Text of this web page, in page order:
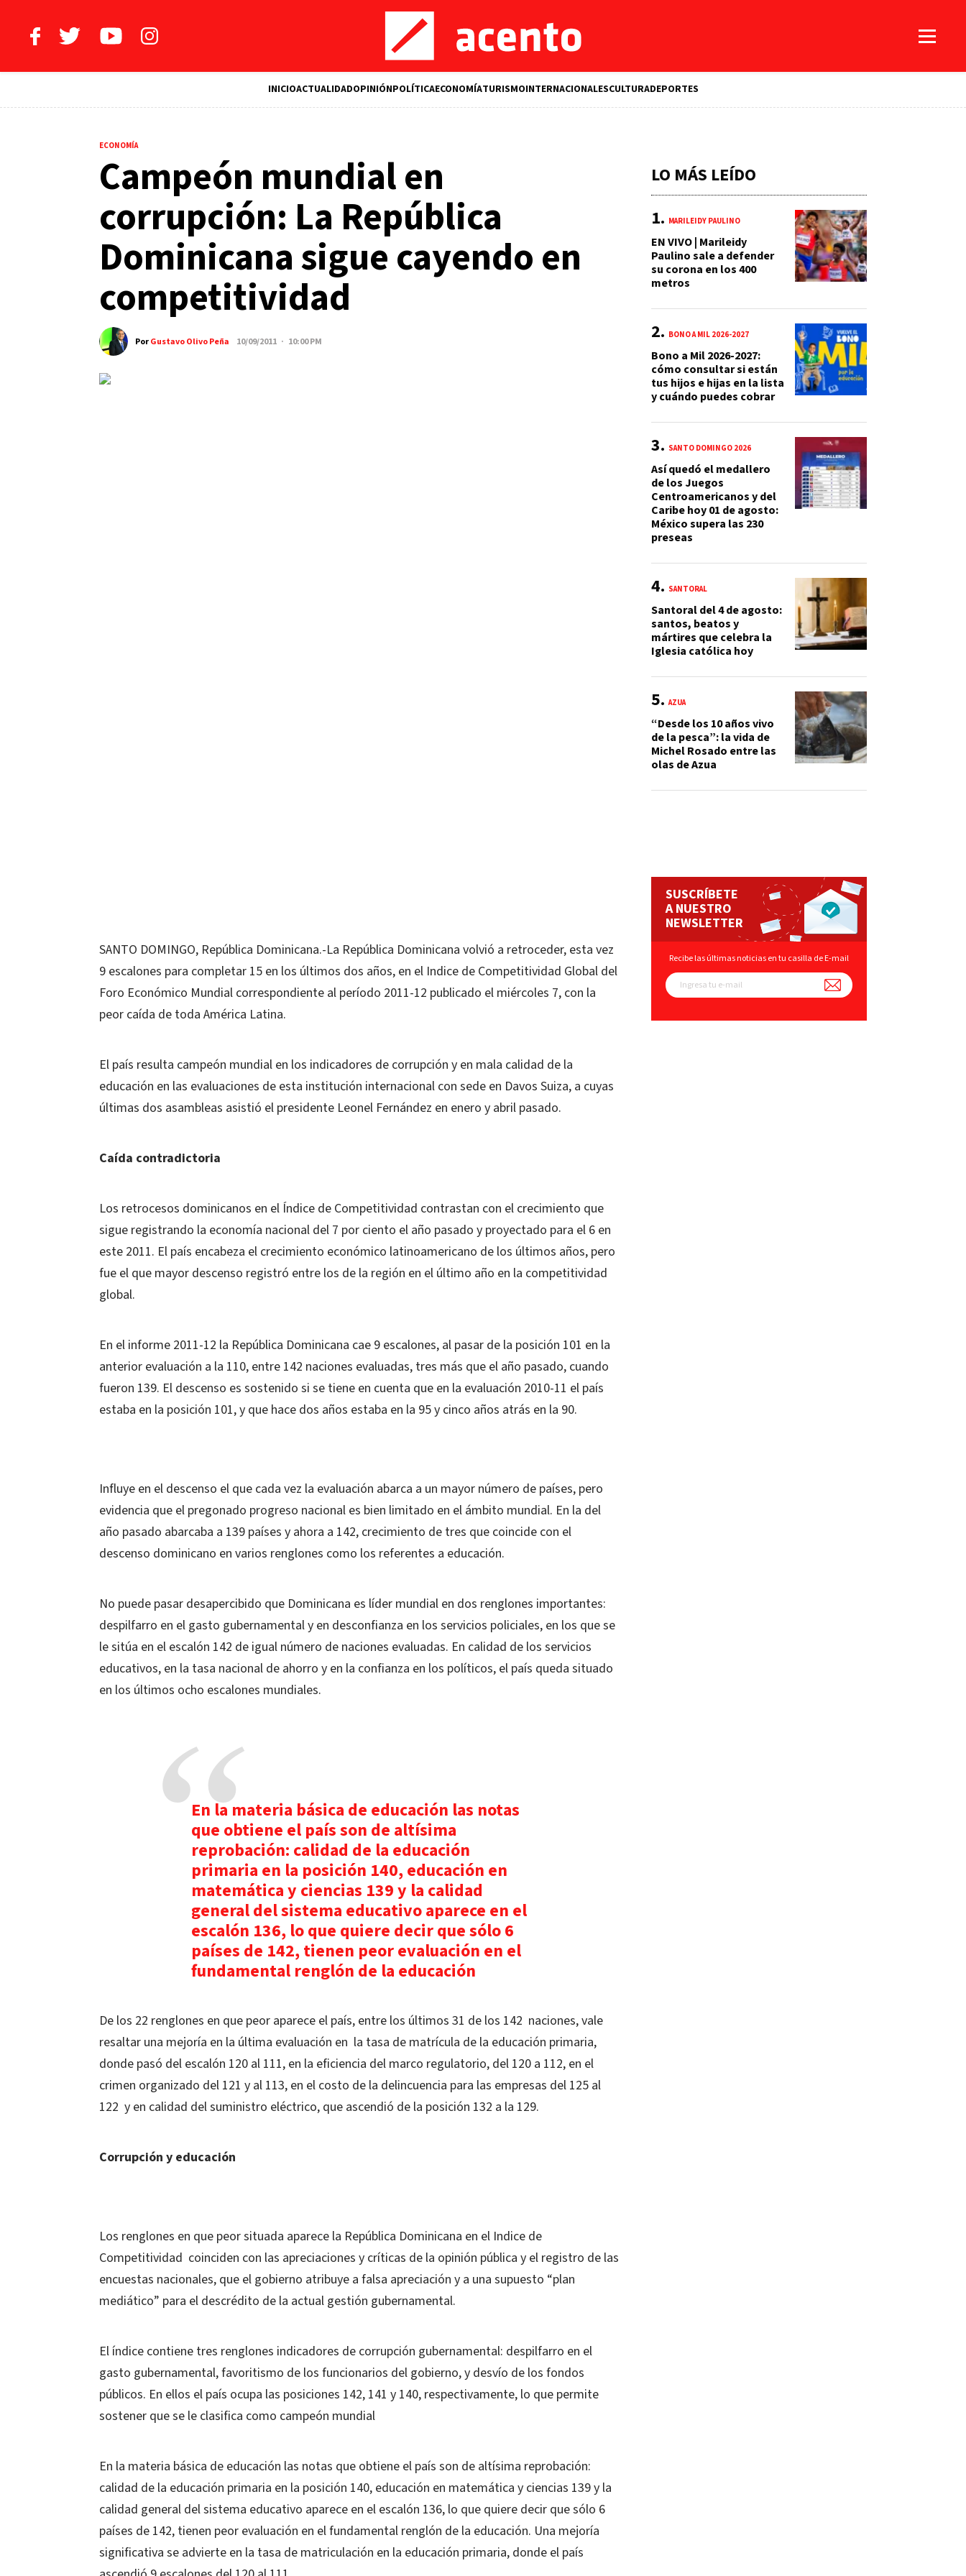
INICIOACTUALIDADOPINIÓNPOLÍTICAECONOMÍATURISMOINTERNACIONALESCULTURADEPORTES
ECONOMÍA
Campeón mundial en
corrupción: La República
Dominicana sigue cayendo en
competitividad
PorGustavo Olivo Peña 10/09/2011 · 10:00 PM
SANTO DOMINGO, República Dominicana.-La República Dominicana volvió a retroceder, esta vez
9 escalones para completar 15 en los últimos dos años, en el Indice de Competitividad Global del
Foro Económico Mundial correspondiente al período 2011-12 publicado el miércoles 7, con la
peor caída de toda América Latina.
El país resulta campeón mundial en los indicadores de corrupción y en mala calidad de la
educación en las evaluaciones de esta institución internacional con sede en Davos Suiza, a cuyas
últimas dos asambleas asistió el presidente Leonel Fernández en enero y abril pasado.
Caída contradictoria
Los retrocesos dominicanos en el Índice de Competitividad contrastan con el crecimiento que
sigue registrando la economía nacional del 7 por ciento el año pasado y proyectado para el 6 en
este 2011. El país encabeza el crecimiento económico latinoamericano de los últimos años, pero
fue el que mayor descenso registró entre los de la región en el último año en la competitividad
global.
En el informe 2011-12 la República Dominicana cae 9 escalones, al pasar de la posición 101 en la
anterior evaluación a la 110, entre 142 naciones evaluadas, tres más que el año pasado, cuando
fueron 139. El descenso es sostenido si se tiene en cuenta que en la evaluación 2010-11 el país
estaba en la posición 101, y que hace dos años estaba en la 95 y cinco años atrás en la 90.
Influye en el descenso el que cada vez la evaluación abarca a un mayor número de países, pero
evidencia que el pregonado progreso nacional es bien limitado en el ámbito mundial. En la del
año pasado abarcaba a 139 países y ahora a 142, crecimiento de tres que coincide con el
descenso dominicano en varios renglones como los referentes a educación.
No puede pasar desapercibido que Dominicana es líder mundial en dos renglones importantes:
despilfarro en el gasto gubernamental y en desconfianza en los servicios policiales, en los que se
le sitúa en el escalón 142 de igual número de naciones evaluadas. En calidad de los servicios
educativos, en la tasa nacional de ahorro y en la confianza en los políticos, el país queda situado
en los últimos ocho escalones mundiales.
En la materia básica de educación las notas
que obtiene el país son de altísima
reprobación: calidad de la educación
primaria en la posición 140, educación en
matemática y ciencias 139 y la calidad
general del sistema educativo aparece en el
escalón 136, lo que quiere decir que sólo 6
países de 142, tienen peor evaluación en el
fundamental renglón de la educación
De los 22 renglones en que peor aparece el país, entre los últimos 31 de los 142 naciones, vale
resaltar una mejoría en la última evaluación en la tasa de matrícula de la educación primaria,
donde pasó del escalón 120 al 111, en la eficiencia del marco regulatorio, del 120 a 112, en el
crimen organizado del 121 y al 113, en el costo de la delincuencia para las empresas del 125 al
122 y en calidad del suministro eléctrico, que ascendió de la posición 132 a la 129.
Corrupción y educación
Los renglones en que peor situada aparece la República Dominicana en el Indice de
Competitividad coinciden con las apreciaciones y críticas de la opinión pública y el registro de las
encuestas nacionales, que el gobierno atribuye a falsa apreciación y a una supuesto “plan
mediático” para el descrédito de la actual gestión gubernamental.
El índice contiene tres renglones indicadores de corrupción gubernamental: despilfarro en el
gasto gubernamental, favoritismo de los funcionarios del gobierno, y desvío de los fondos
públicos. En ellos el país ocupa las posiciones 142, 141 y 140, respectivamente, lo que permite
sostener que se le clasifica como campeón mundial
En la materia básica de educación las notas que obtiene el país son de altísima reprobación:
calidad de la educación primaria en la posición 140, educación en matemática y ciencias 139 y la
calidad general del sistema educativo aparece en el escalón 136, lo que quiere decir que sólo 6
países de 142, tienen peor evaluación en el fundamental renglón de la educación. Una mejoría
significativa se advierte en la tasa de matriculación en la educación primaria, donde el país
LO MÁS LEÍDO
MARILEIDY PAULINO
EN VIVO | Marileidy
Paulino sale a defender
su corona en los 400
metros
BONO A MIL 2026-2027
Bono a Mil 2026-2027:
cómo consultar si están
tus hijos e hijas en la lista
y cuándo puedes cobrar
SANTO DOMINGO 2026
Así quedó el medallero
de los Juegos
Centroamericanos y del
Caribe hoy 01 de agosto:
México supera las 230
preseas
SANTORAL
Santoral del 4 de agosto:
santos, beatos y
mártires que celebra la
Iglesia católica hoy
AZUA
“Desde los 10 años vivo
de la pesca”: la vida de
Michel Rosado entre las
olas de Azua
SUSCRÍBETE
A NUESTRO
NEWSLETTER
Recibe las últimas noticias en tu casilla de E-mail